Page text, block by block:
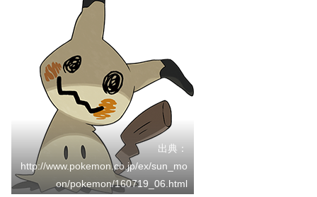
出典：
http://www.pokemon.co.jp/ex/sun_mo
on/pokemon/160719_06.html